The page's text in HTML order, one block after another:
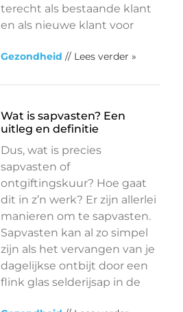
terecht als bestaande klant
en als nieuwe klant voor
Gezondheid // Lees verder »
Wat is sapvasten? Een
uitleg en definitie
Dus, wat is precies
sapvasten of
ontgiftingskuur? Hoe gaat
dit in z’n werk? Er zijn allerlei
manieren om te sapvasten.
Sapvasten kan al zo simpel
zijn als het vervangen van je
dagelijkse ontbijt door een
flink glas selderijsap in de